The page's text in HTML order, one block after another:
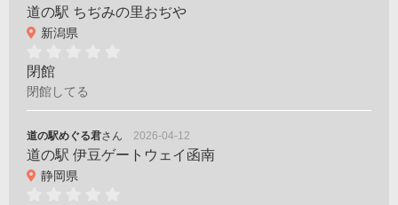
道の駅 ちぢみの里おぢや
新潟県
閉館
閉館してる
道の駅めぐる君さん 2026-04-12
道の駅 伊豆ゲートウェイ函南
静岡県